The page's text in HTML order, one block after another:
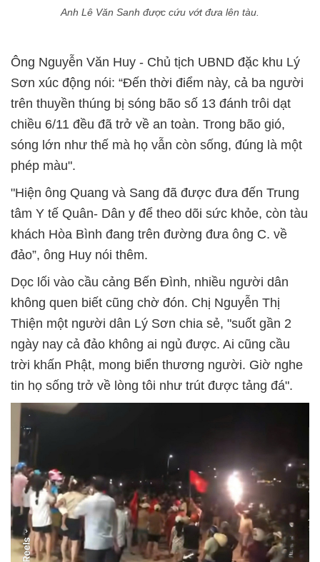
Anh Lê Văn Sanh được cứu vớt đưa lên tàu.
Ông Nguyễn Văn Huy - Chủ tịch UBND đặc khu Lý
Sơn xúc động nói: “Đến thời điểm này, cả ba người
trên thuyền thúng bị sóng bão số 13 đánh trôi dạt
chiều 6/11 đều đã trở về an toàn. Trong bão gió,
sóng lớn như thế mà họ vẫn còn sống, đúng là một
phép màu".
"Hiện ông Quang và Sang đã được đưa đến Trung
tâm Y tế Quân- Dân y để theo dõi sức khỏe, còn tàu
khách Hòa Bình đang trên đường đưa ông C. về
đảo”, ông Huy nói thêm.
Dọc lối vào cầu cảng Bến Đình, nhiều người dân
không quen biết cũng chờ đón. Chị Nguyễn Thị
Thiện một người dân Lý Sơn chia sẻ, "suốt gần 2
ngày nay cả đảo không ai ngủ được. Ai cũng cầu
trời khấn Phật, mong biển thương người. Giờ nghe
tin họ sống trở về lòng tôi như trút được tảng đá".